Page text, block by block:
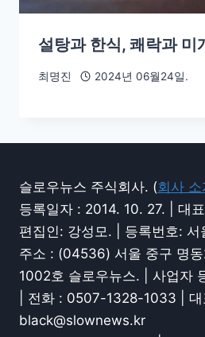
설탕과 한식, 쾌락과 미
최명진 2024년 06월24일.
슬로우뉴스 주식회사. (회사 소
등록일자 : 2014. 10. 27. | 대
편집인: 강성모. | 등록번호:
주소 : (04536) 서울 중구 명
1002호 슬로우뉴스. | 사업자
| 전화 : 0507-1328-1033 | 대
black@slownews.kr